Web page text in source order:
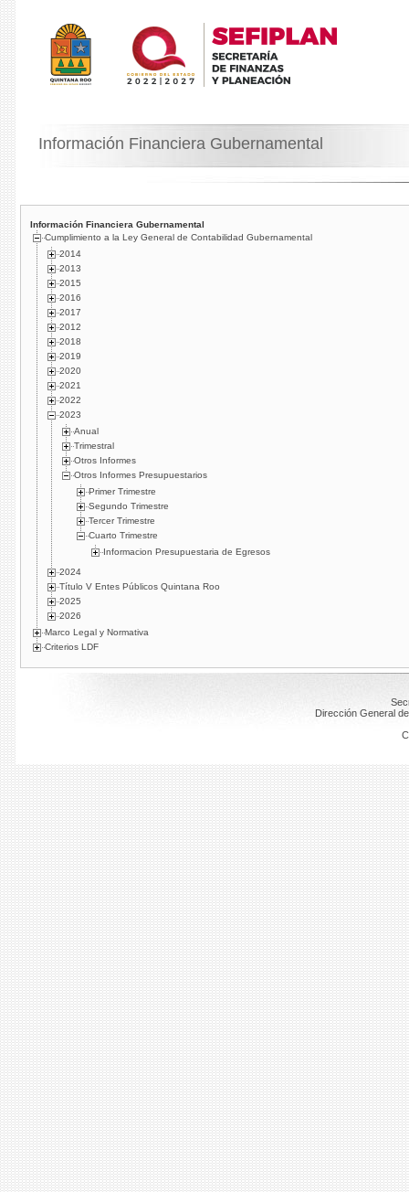
Información Financiera Gubernamental
Información Financiera Gubernamental
Cumplimiento a la Ley General de Contabilidad Gubernamental
2014
2013
2015
2016
2017
2012
2018
2019
2020
2021
2022
2023
Anual
Trimestral
Otros Informes
Otros Informes Presupuestarios
Primer Trimestre
Segundo Trimestre
Tercer Trimestre
Cuarto Trimestre
Informacion Presupuestaria de Egresos
2024
Título V Entes Públicos Quintana Roo
2025
2026
Marco Legal y Normativa
Criterios LDF
Dirección General